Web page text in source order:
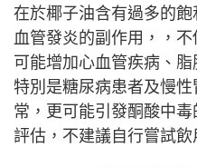
在於椰子油含有過多的
血管發炎的副作用，，
可能增加心血管疾病、
特別是糖尿病患者及慢
常，更可能引發酮酸中
評估，不建議自行嘗試飲